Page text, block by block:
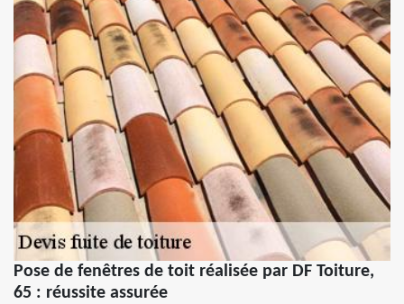
Pose de fenêtres de toit réalisée par DF Toiture,
65 : réussite assurée